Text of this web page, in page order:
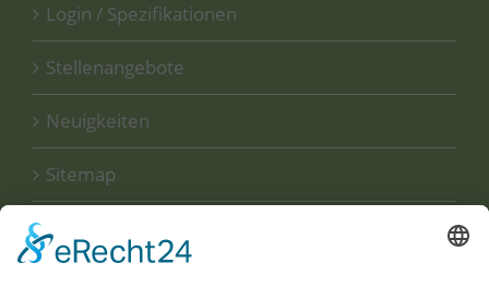
Login / Spezifikationen
Stellenangebote
Neuigkeiten
Sitemap
Disclaimer